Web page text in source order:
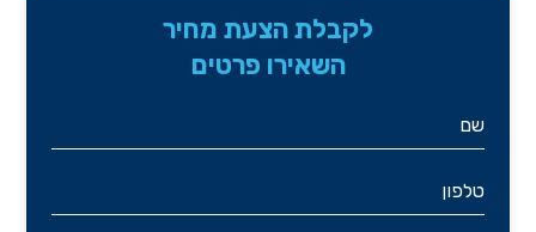
לקבלת הצעת מחיר
השאירו פרטים